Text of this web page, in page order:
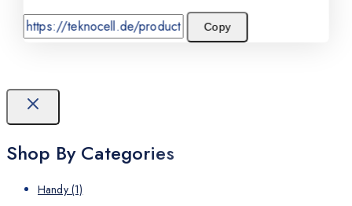
Copy
Shop By Categories
Handy (1)